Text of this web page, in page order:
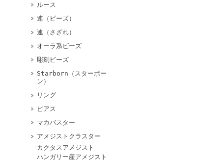
ルース
連（ビーズ）
連（さざれ）
オーラ系ビーズ
彫刻ビーズ
Starborn（スターボー
ン）
リング
ピアス
マカバスター
アメジストクラスター
カクタスアメジスト
ハンガリー産アメジスト